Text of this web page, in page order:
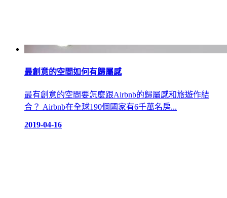
最創意的空間如何有歸屬感
最有創意的空間要怎麼跟Airbnb的歸屬感和旅遊作結
合？ Airbnb在全球190個國家有6千萬名房...
2019-04-16